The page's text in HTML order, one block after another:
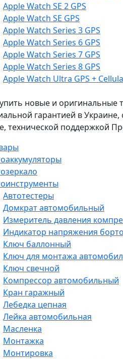
Apple Watch SE 2 GPS
Apple Watch SE GPS
Apple Watch Series 3 GPS
Apple Watch Series 6 GPS
Apple Watch Series 7 GPS
Apple Watch Series 8 GPS
Apple Watch Ultra GPS +
новые и оригинальные
гарантией в
технической поддержкой
Автотестеры
Домкрат автомобильный
Измеритель давления
Индикатор напряжения
Ключ баллонный
Ключ для монтажа
Ключ свечной
Компрессор автомобильный
Кран гаражный
Лебедка цепная
Лейка автомобильная
Масленка
Монтажка
Монтировка